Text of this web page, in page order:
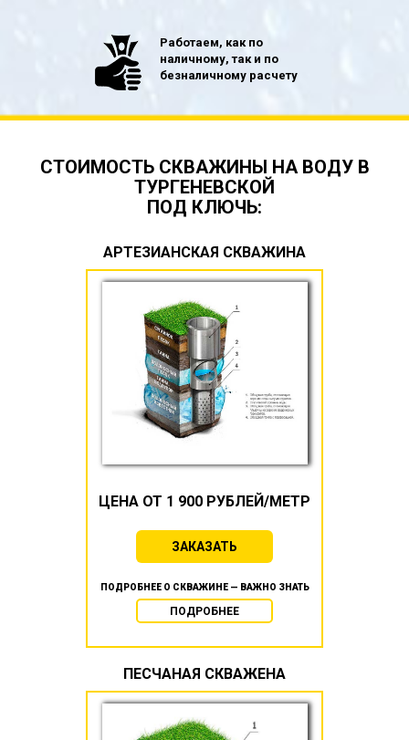
Работаем, как по
наличному, так и по
безналичному расчету
СТОИМОСТЬ СКВАЖИНЫ НА ВОДУ В
ТУРГЕНЕВСКОЙ
ПОД КЛЮЧЬ:
АРТЕЗИАНСКАЯ СКВАЖИНА
ЦЕНА ОТ 1 900 РУБЛЕЙ/МЕТР
ЗАКАЗАТЬ
ПОДРОБНЕЕ О СКВАЖИНЕ — ВАЖНО ЗНАТЬ
ПОДРОБНЕЕ
ПЕСЧАНАЯ СКВАЖЕНА